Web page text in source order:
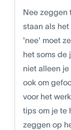
Nee zeggen
staan als het
'nee' moet
het soms de
niet alleen
ook om
voor het
tips om je te
zeggen op